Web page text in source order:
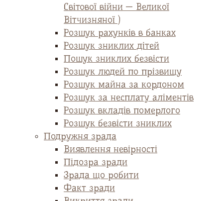
Світової війни — Великої
Вітчизняної )
Розшук рахунків в банках
Розшук зниклих дітей
Пошук зниклих безвісти
Розшук людей по прізвищу
Розшук майна за кордоном
Розшук за несплату аліментів
Розшук вкладів померлого
Розшук безвісти зниклих
Подружня зрада
Виявлення невірності
Підозра зради
Зрада що робити
Факт зради